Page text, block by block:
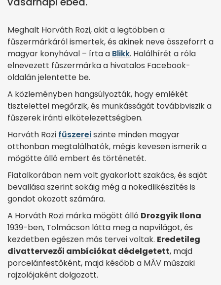
Meghalt Horváth Rozi, akit a legtöbben a
fűszermárkáról ismertek, és akinek neve összeforrt a
magyar konyhával – írta a Blikk. Halálhírét a róla
elnevezett fűszermárka a hivatalos Facebook-
oldalán jelentette be.
A közleményben hangsúlyozták, hogy emlékét
tisztelettel megőrzik, és munkásságát továbbviszik a
fűszerek iránti elkötelezettségben.
Horváth Rozi fűszereiszinte minden magyar
otthonban megtalálhatók, mégis kevesen ismerik a
mögötte álló embert és történetét.
Fiatalkorában nem volt gyakorlott szakács, és saját
bevallása szerint sokáig még a nokedlikészítés is
gondot okozott számára.
A Horváth Rozi márka mögött álló Drozgyik Ilona
1939-ben, Tolmácson látta meg a napvilágot, és
kezdetben egészen más tervei voltak. Eredetileg
divattervezői ambíciókat dédelgetett, majd
porcelánfestőként, majd később a MÁV műszaki
rajzolójaként dolgozott.